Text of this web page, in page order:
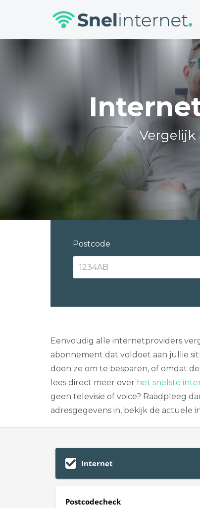
Skip
to
content
Vergelijk
Postcode
Eenvoudig alle internetproviders
abonnement dat voldoet aan jullie
doen ze om te besparen, of omdat
lees direct meer over het snelste
geen televisie of voice? Raadpleeg
adresgegevens in, bekijk de actuele
Internet
Postcodecheck